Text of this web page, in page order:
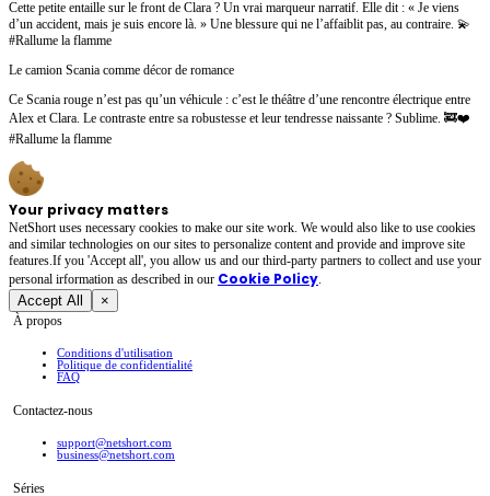
Cette petite entaille sur le front de Clara ? Un vrai marqueur narratif. Elle dit : « Je viens
d’un accident, mais je suis encore là. » Une blessure qui ne l’affaiblit pas, au contraire. 💫
#Rallume la flamme
Le camion Scania comme décor de romance
Ce Scania rouge n’est pas qu’un véhicule : c’est le théâtre d’une rencontre électrique entre
Alex et Clara. Le contraste entre sa robustesse et leur tendresse naissante ? Sublime. 🚒❤️
#Rallume la flamme
Your privacy matters
NetShort uses necessary cookies to make our site work. We would also like to use cookies
and similar technologies on our sites to personalize content and provide and improve site
features.If you 'Accept all', you allow us and our third-party partners to collect and use your
personal irformation as described in our Cookie Policy.
Accept All ×
À propos
Conditions d'utilisation
Politique de confidentialité
FAQ
Contactez-nous
support@netshort.com
business@netshort.com
Séries